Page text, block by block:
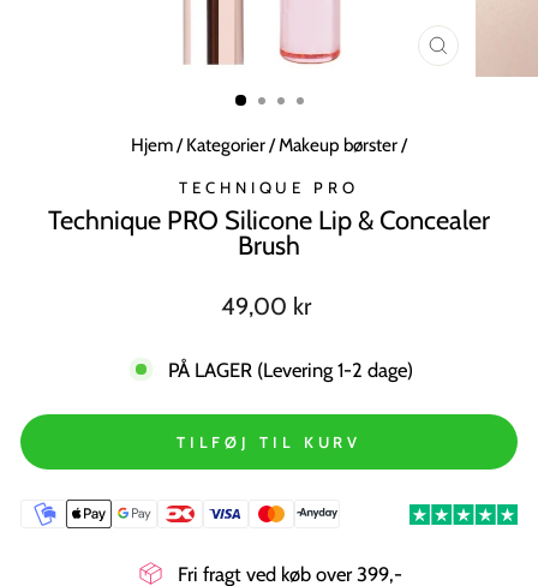
LUK
MODUL
Hjem/ Kategorier/ Makeup børster/
TECHNIQUE PRO
Technique PRO Silicone Lip & Concealer
Brush
Normal
49,00 kr
PÅ LAGER (Levering 1-2 dage)
TILFØJ TIL KURV
Fri fragt ved køb over 399,-